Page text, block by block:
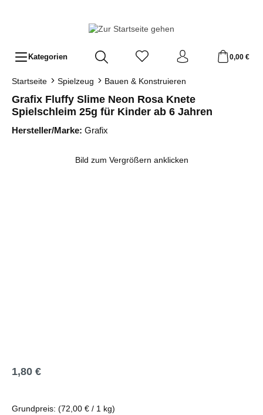
Kategorien 0,00 €
Startseite Spielzeug Bauen & Konstruieren
Grafix Fluffy Slime Neon Rosa Knete
Spielschleim 25g für Kinder ab 6 Jahren
Hersteller/Marke: Grafix
Bild zum Vergrößern anklicken
Regulärer Preis:
1,80 €
Grundpreis: (72,00 € / 1 kg)